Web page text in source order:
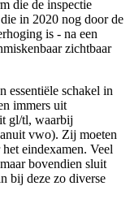
die de inspectie
in 2020 nog door de
is - na een
zichtbaar
essentiële schakel in
immers uit
gl/tl, waarbij
vwo). Zij moeten
eindexamen. Veel
bovendien sluit
bij deze zo diverse